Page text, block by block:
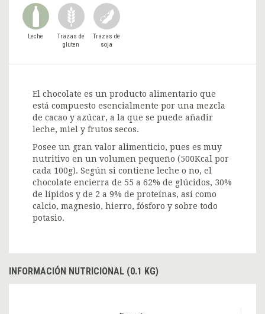
Leche
Trazas de
gluten
Trazas de
soja
El chocolate es un producto alimentario que
está compuesto esencialmente por una mezcla
de cacao y azúcar, a la que se puede añadir
leche, miel y frutos secos.
Posee un gran valor alimenticio, pues es muy
nutritivo en un volumen pequeño (500Kcal por
cada 100g). Según si contiene leche o no, el
chocolate encierra de 55 a 62% de glúcidos, 30%
de lípidos y de 2 a 9% de proteínas, así como
calcio, magnesio, hierro, fósforo y sobre todo
potasio.
INFORMACIÓN NUTRICIONAL (0.1 KG)